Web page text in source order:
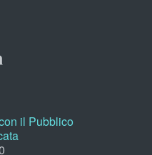
il Pubblico